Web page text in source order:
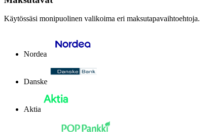
Käytössäsi monipuolinen valikoima eri maksutapavaihtoehtoja.
Nordea
Danske
Aktia